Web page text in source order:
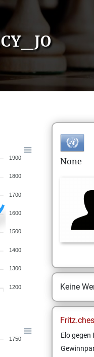
1900
1800
1700
1600
1500
1400
1300
1200
1750
None
Keine
Elo gegen